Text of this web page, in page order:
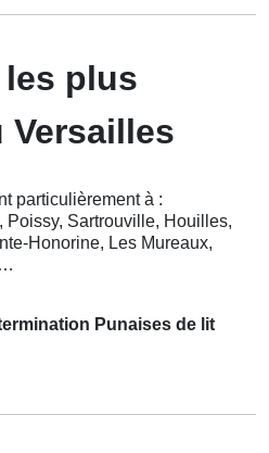
plus
Versailles
particulièrement à :
Sartrouville, Houilles,
Honorine, Les Mureaux,
Punaises de lit